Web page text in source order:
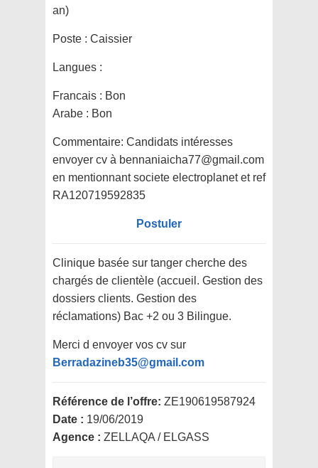
an)
Poste : Caissier
Langues :
Francais : Bon
Arabe : Bon
Commentaire: Candidats intéresses
envoyer cv à bennaniaicha77@gmail.com
en mentionnant societe electroplanet et ref
RA120719592835
Postuler
Clinique basée sur tanger cherche des
chargés de clientèle (accueil. Gestion des
dossiers clients. Gestion des
réclamations) Bac +2 ou 3 Bilingue.
Merci d envoyer vos cv sur
Berradazineb35@gmail.com
Référence de l’offre: ZE190619587924
Date : 19/06/2019
Agence : ZELLAQA / ELGASS